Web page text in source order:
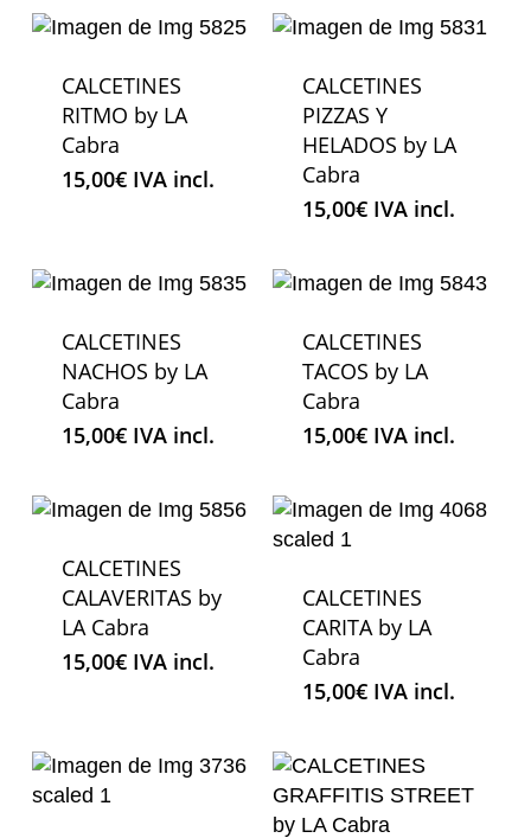
CALCETINES
RITMO by LA
Cabra
15,00€ IVA incl.
CALCETINES
PIZZAS Y
HELADOS by LA
Cabra
15,00€ IVA incl.
CALCETINES
NACHOS by LA
Cabra
15,00€ IVA incl.
CALCETINES
TACOS by LA
Cabra
15,00€ IVA incl.
CALCETINES
CALAVERITAS by
LA Cabra
15,00€ IVA incl.
CALCETINES
CARITA by LA
Cabra
15,00€ IVA incl.